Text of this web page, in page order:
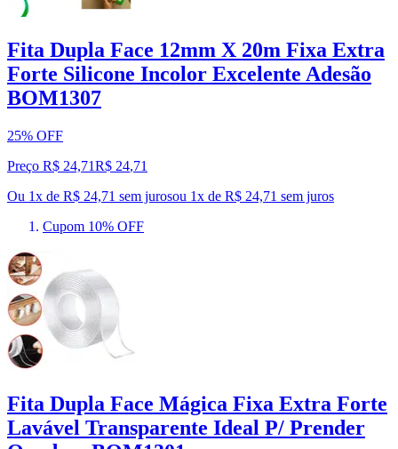
Fita Dupla Face 12mm X 20m Fixa Extra
Forte Silicone Incolor Excelente Adesão
BOM1307
25% OFF
Preço R$ 24,71R$ 24,71
Ou 1x de R$ 24,71 sem jurosou 1x de R$ 24,71 sem juros
Cupom 10% OFF
Fita Dupla Face Mágica Fixa Extra Forte
Lavável Transparente Ideal P/ Prender